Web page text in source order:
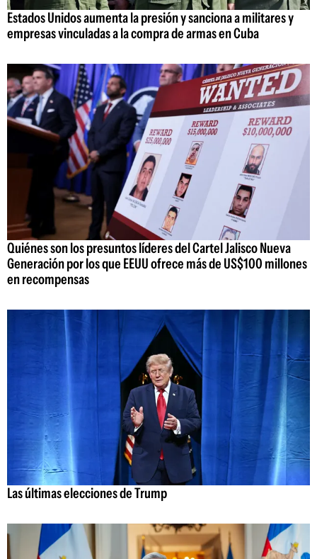
Estados Unidos aumenta la presión y sanciona a militares y
empresas vinculadas a la compra de armas en Cuba
Quiénes son los presuntos líderes del Cartel Jalisco Nueva
Generación por los que EEUU ofrece más de US$100 millones
en recompensas
Las últimas elecciones de Trump